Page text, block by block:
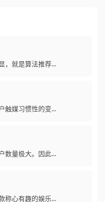
，就是算法推荐...
触媒习惯性的变...
数量极大。因此...
称心有趣的娱乐...